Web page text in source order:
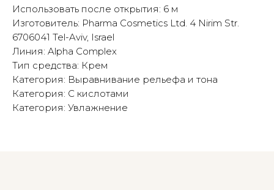
Использовать после открытия: 6 м
Изготовитель: Pharma Cosmetics Ltd. 4 Nirim Str.
6706041 Tel-Aviv, Israel
Линия: Alpha Complex
Тип средства: Крем
Категория: Выравнивание рельефа и тона
Категория: С кислотами
Категория: Увлажнение